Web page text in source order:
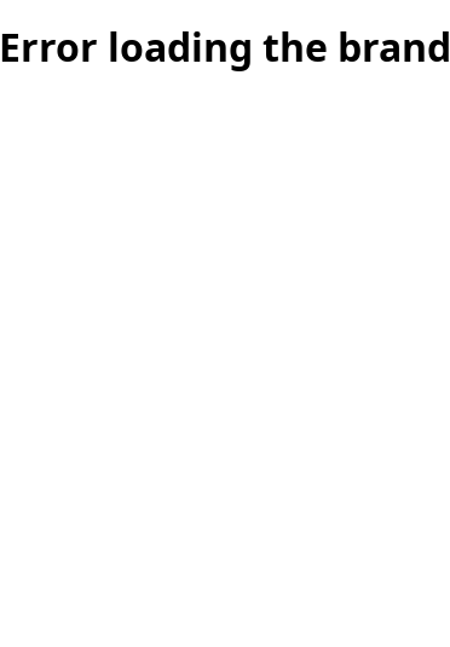
Error loading the brand